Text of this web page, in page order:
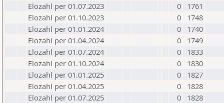
Elozahl per 01.07.2023
0
1761
Elozahl per 01.10.2023
0
1748
Elozahl per 01.01.2024
0
1740
Elozahl per 01.04.2024
0
1749
Elozahl per 01.07.2024
0
1833
Elozahl per 01.10.2024
0
1830
Elozahl per 01.01.2025
0
1827
Elozahl per 01.04.2025
0
1828
Elozahl per 01.07.2025
0
1828